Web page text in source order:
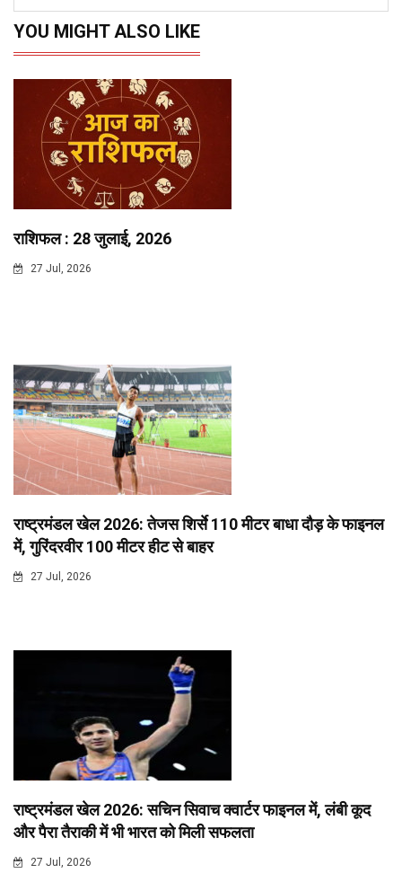
YOU MIGHT ALSO LIKE
राशिफल : 28 जुलाई, 2026
27 Jul, 2026
राष्ट्रमंडल खेल 2026: तेजस शिर्से 110 मीटर बाधा दौड़ के फाइनल
में, गुरिंदरवीर 100 मीटर हीट से बाहर
27 Jul, 2026
राष्ट्रमंडल खेल 2026: सचिन सिवाच क्वार्टर फाइनल में, लंबी कूद
और पैरा तैराकी में भी भारत को मिली सफलता
27 Jul, 2026